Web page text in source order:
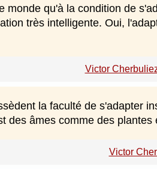
monde qu'à la condition de
très intelligente. Oui,
Victor
la faculté de s'adapter
des âmes comme des
Victor